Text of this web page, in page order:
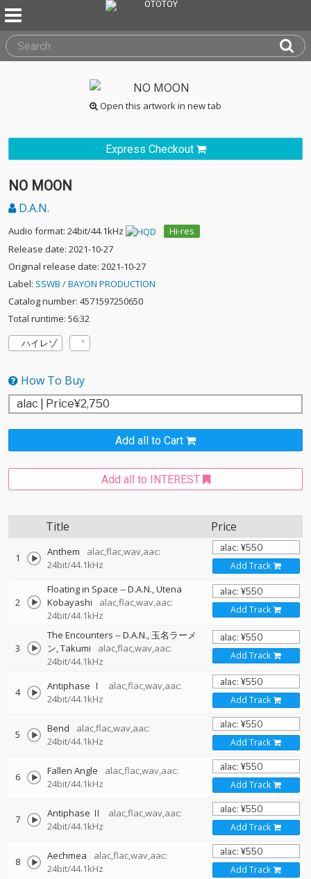
Open this artwork in new tab
Express Checkout
NO MOON
D.A.N.
Audio format: 24bit/44.1kHz
Hi-res
Release date: 2021-10-27
Original release date: 2021-10-27
Label: SSWB / BAYON PRODUCTION
Catalog number: 4571597250650
Total runtime: 56:32
ハイレゾ
How To Buy
Add all to Cart
Add all to INTEREST
Title Price
1 Anthem
alac,flac,wav,aac:
24bit/44.1kHz
Add Track
2
Floating in Space --D.A.N. Utena
Kobayashi
alac,flac,wav,aac:
24bit/44.1kHz
Add Track
3
The Encounters --D.A.N. 玉名ラーメ
ン Takumi
alac,flac,wav,aac:
24bit/44.1kHz
Add Track
4 Antiphase Ⅰ
alac,flac,wav,aac:
24bit/44.1kHz
Add Track
5 Bend
alac,flac,wav,aac:
24bit/44.1kHz
Add Track
6 Fallen Angle
alac,flac,wav,aac:
24bit/44.1kHz
Add Track
7 Antiphase Ⅱ
alac,flac,wav,aac:
24bit/44.1kHz
Add Track
8 Aechmea
alac,flac,wav,aac:
24bit/44.1kHz
Add Track